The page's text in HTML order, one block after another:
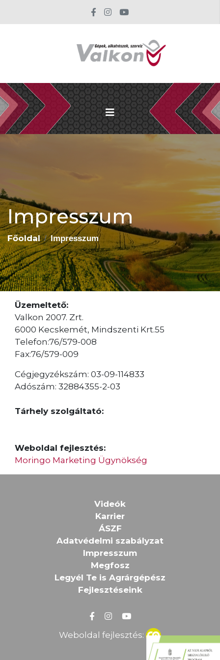
Impresszum
Főoldal Impresszum
Üzemeltető:
Valkon 2007. Zrt.
6000 Kecskemét, Mindszenti Krt.55
Telefon:76/579-008
Fax:76/579-009
Cégjegyzékszám: 03-09-114833
Adószám: 32884355-2-03
Tárhely szolgáltató:
Weboldal fejlesztés:
Moringo Marketing Ügynökség
Videók
Karrier
ÁSZF
Adatvédelmi szabályzat
Impresszum
Megfosz
Legyél Te is Agrárgépész
Fejlesztéseink
Weboldal fejlesztés: